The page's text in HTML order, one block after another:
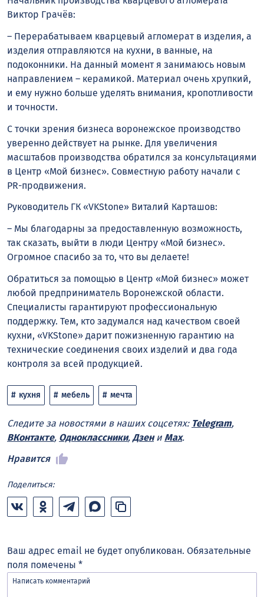
Виктор Грачёв:
– Перерабатываем кварцевый агломерат в изделия, а
изделия отправляются на кухни, в ванные, на
подоконники. На данный момент я занимаюсь новым
направлением – керамикой. Материал очень хрупкий,
и ему нужно больше уделять внимания, кропотливости
и точности.
С точки зрения бизнеса воронежское производство
уверенно действует на рынке. Для увеличения
масштабов производства обратился за консультациями
в Центр «Мой бизнес». Совместную работу начали с
PR-продвижения.
Руководитель ГК «VKStone» Виталий Карташов:
– Мы благодарны за предоставленную возможность,
так сказать, выйти в люди Центру «Мой бизнес».
Огромное спасибо за то, что вы делаете!
Обратиться за помощью в Центр «Мой бизнес» может
любой предприниматель Воронежской области.
Специалисты гарантируют профессиональную
поддержку. Тем, кто задумался над качеством своей
кухни, «VKStone» дарит пожизненную гарантию на
технические соединения своих изделий и два года
контроля за всей продукцией.
кухня мебель мечта
Следите за новостями в наших соцсетях: Telegram,
ВКонтакте, Одноклассники, Дзени Max.
Нравится
Поделиться:
Ваш адрес email не будет опубликован. Обязательные
поля помечены *